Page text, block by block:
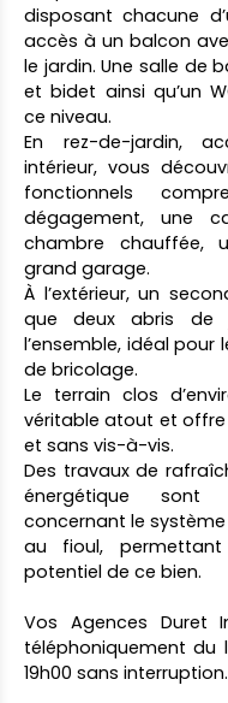
disposant chacune
accès à un balcon
le jardin. Une salle de
et bidet ainsi qu’un
ce niveau.
En rez-de-jardin,
intérieur, vous
fonctionnels
dégagement, une
chambre chauffée,
grand garage.
À l’extérieur, un
que deux abris de
l’ensemble, idéal
de bricolage.
Le terrain clos
véritable atout et
et sans vis-à-vis.
Des travaux de
énergétique sont
concernant le
au fioul,
potentiel de ce bien.
Vos Agences Duret
téléphoniquement du
19h00 sans interruption.